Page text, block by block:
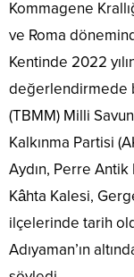
Kommagene
ve Roma
Kentinde 2022
değerlendirmede
(TBMM) Milli
Kalkınma Partisi
Aydın, Perre
Kâhta Kalesi,
ilçelerinde tarih
Adıyaman’ın